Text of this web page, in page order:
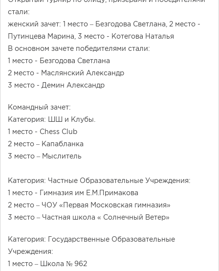
стали:
женский зачет: 1 место – Безгодова Светлана, 2 место -
Путинцева Марина, 3 место - Котегова Наталья
В основном зачете победителями стали:
1 место - Безгодова Светлана
2 место - Маслянский Александр
3 место - Демин Александр
Командный зачет:
Категория: ШШ и Клубы.
1 место - Chess Club
2 место – Капабланка
3 место – Мыслитель
Категория: Частные Образовательные Учреждения:
1 место - Гимназия им Е.М.Примакова
2 место – ЧОУ «Первая Московская гимназия»
3 место – Частная школа « Солнечный Ветер»
Категория: Государственные Образовательные
Учреждения:
1 место – Школа № 962